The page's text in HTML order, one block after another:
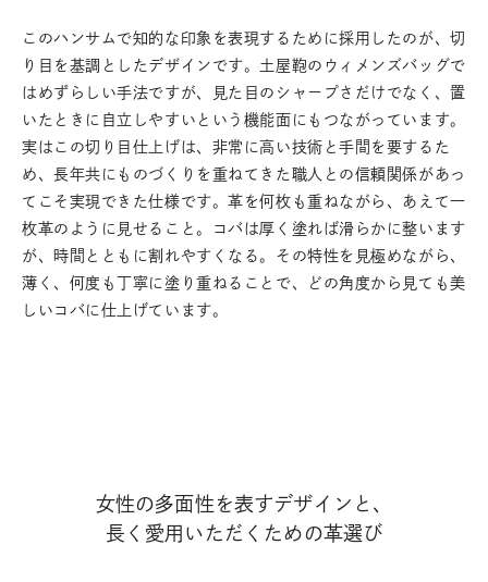
このハンサムで知的な印象を表現するために採用したのが、切
り目を基調としたデザインです。土屋鞄のウィメンズバッグで
はめずらしい手法ですが、見た目のシャープさだけでなく、置
いたときに自立しやすいという機能面にもつながっています。
実はこの切り目仕上げは、非常に高い技術と手間を要するた
め、長年共にものづくりを重ねてきた職人との信頼関係があっ
てこそ実現できた仕様です。革を何枚も重ねながら、あえて一
枚革のように見せること。コバは厚く塗れば滑らかに整います
が、時間とともに割れやすくなる。その特性を見極めながら、
薄く、何度も丁寧に塗り重ねることで、どの角度から見ても美
しいコバに仕上げています。
女性の多面性を表すデザインと、
長く愛用いただくための革選び